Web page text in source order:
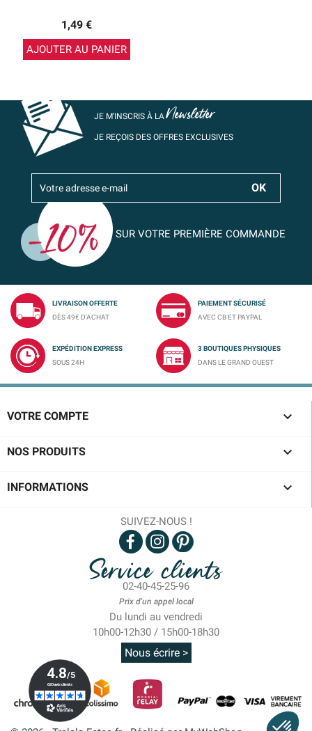
1,49 €
AJOUTER AU PANIER
JE M’INSCRIS À LANewsletter
JE REÇOIS DES OFFRES EXCLUSIVES
SUR VOTRE PREMIÈRE COMMANDE
LIVRAISON OFFERTE
DÈS 49€ D'ACHAT
PAIEMENT SÉCURISÉ
AVEC CB ET PAYPAL
EXPÉDITION EXPRESS
SOUS 24H
3 BOUTIQUES PHYSIQUES
DANS LE GRAND OUEST
VOTRE COMPTE 
NOS PRODUITS 
INFORMATIONS 
SUIVEZ-NOUS !
Service clients
02-40-45-25-96
Prix d'un appel local
Du lundi au vendredi
10h00-12h30 / 15h00-18h30
Nous écrire >